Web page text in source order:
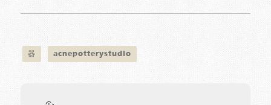
器 acnepotterystudio